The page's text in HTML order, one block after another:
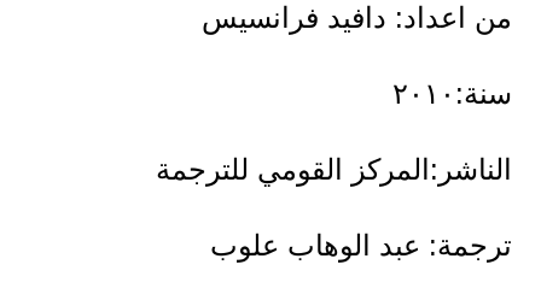
من اعداد: دافيد فرانسيس
سنة:٢٠١٠
الناشر:المركز القومي للترجمة
ترجمة: عبد الوهاب علوب